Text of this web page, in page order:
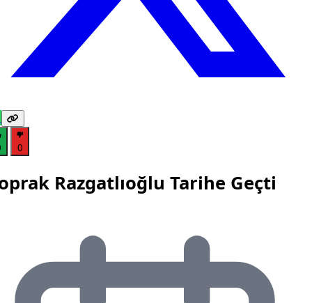
0
Razgatlıoğlu Tarihe Geçti